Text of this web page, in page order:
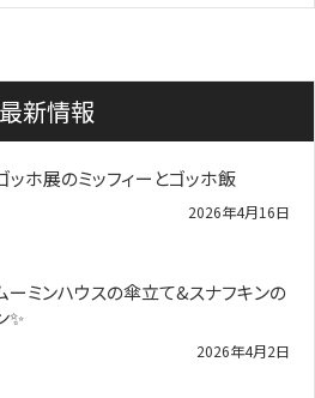
最新情報
ホ展のミッフィーとゴッホ飯
2026年4月16日
ミンハウスの傘立て&スナフキンの
✨️
2026年4月2日